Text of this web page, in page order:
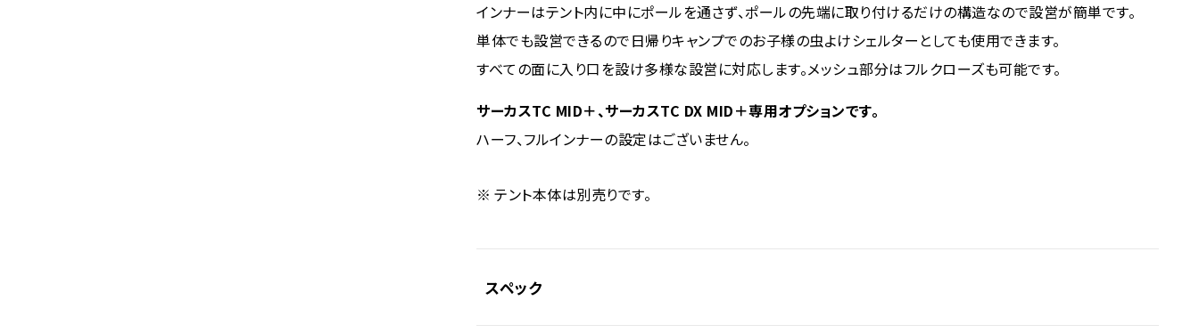
インナーはテント内に中にポールを通さず、ポールの先端に取り付けるだけの構造なので設営が簡単です。
単体でも設営できるので日帰りキャンプでのお子様の虫よけシェルターとしても使用できます。
すべての面に入り口を設け多様な設営に対応します。メッシュ部分はフルクローズも可能です。
サーカスTC MID＋、サーカスTC DX MID＋専用オプションです。
ハーフ、フルインナーの設定はございません。
テント本体は別売りです。
スペック